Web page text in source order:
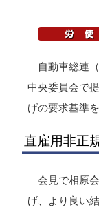
自動車総連
中央委員会で
げの要求基準
直雇用非正
会見で相原
げ、より良い